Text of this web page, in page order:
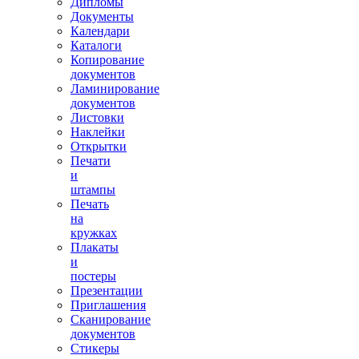
Документы
Календари
Каталоги
Копирование
документов
Ламинирование
документов
Листовки
Наклейки
Открытки
Печати
и
штампы
Печать
на
кружках
Плакаты
и
постеры
Презентации
Приглашения
Сканирование
документов
Стикеры